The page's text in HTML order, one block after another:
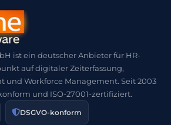
ist ein deutscher Anbieter für HR-
auf digitaler Zeiterfassung,
und Workforce Management. Seit 2003
und ISO-27001-zertifiziert.
DSGVO-konform